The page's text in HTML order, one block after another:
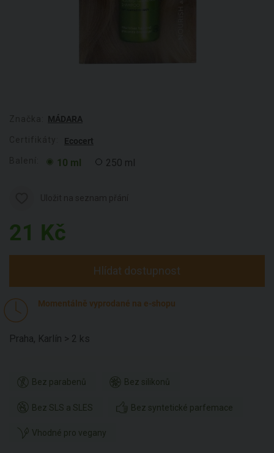
MÁDARA
Ecocert
10 ml 250 ml
21 Kč
Hlídat dostupnost
Momentálně vyprodané na e-shopu
Praha, Karlín > 2 ks
Bez parabenů Bez silikonů
Bez SLS a SLES Bez syntetické parfemace
Vhodné pro vegany